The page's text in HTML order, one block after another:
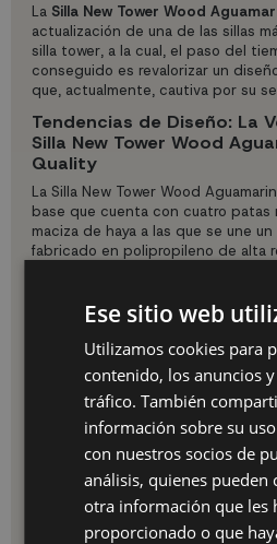
La Silla New Tower Wood
actualización de una de las sillas
silla tower, a la cual, el paso del
conseguido es revalorizar un
que, actualmente, cautiva por su
Tendencias de Diseño: La
Silla New Tower Wood
Quality
La Silla New Tower Wood
base que cuenta con cuatro patas
maciza de haya a las que se une
fabricado en polipropileno de alta
de ancho X 82 cm de alto y 53 cm
Combina esta silla con cualquiera
Silla Tower. También puedes
incluyendo distintos modelos,
osillas nórdicas
.
opciones en términos de colores,
crear un ambiente moderno y
Resiste hasta 150 kg.
Fácil y sencillo montaje.
Ese sitio web
Utilizamos cookies para
contenido, los anuncios
tráfico. También
información sobre su
con nuestros socios de
análisis, quienes pueden
otra información que les
proporcionado o que